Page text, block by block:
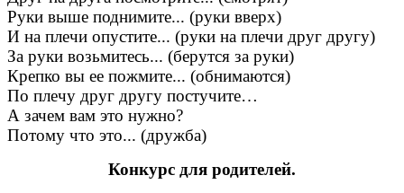
Руки выше поднимите... (руки вверх)
И на плечи опустите... (руки на плечи друг другу)
За руки возьмитесь... (берутся за руки)
Крепко вы ее пожмите... (обнимаются)
По плечу друг другу постучите…
А зачем вам это нужно?
Потому что это... (дружба)
Конкурс для родителей.